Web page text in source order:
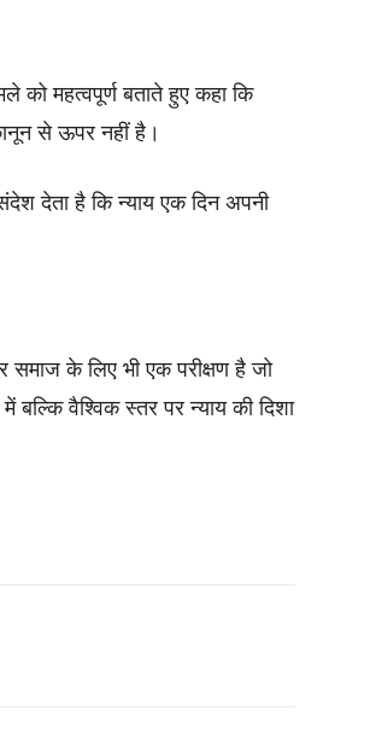
को महत्वपूर्ण बताते हुए कहा कि
से ऊपर नहीं है।
देता है कि न्याय एक दिन अपनी
के लिए भी एक परीक्षण है जो
बल्कि वैश्विक स्तर पर न्याय की दिशा